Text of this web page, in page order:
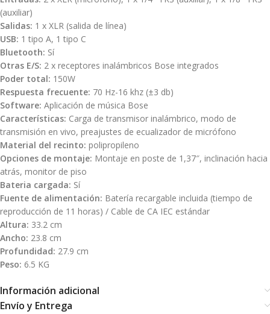
(auxiliar)
Salidas: 1 x XLR (salida de línea)
USB: 1 tipo A, 1 tipo C
Bluetooth: Sí
Otras E/S: 2 x receptores inalámbricos Bose integrados
Poder total: 150W
Respuesta frecuente: 70 Hz-16 khz (±3 db)
Software: Aplicación de música Bose
Características: Carga de transmisor inalámbrico, modo de
transmisión en vivo, preajustes de ecualizador de micrófono
Material del recinto: polipropileno
Opciones de montaje: Montaje en poste de 1,37″, inclinación hacia
atrás, monitor de piso
Bateria cargada: Sí
Fuente de alimentación: Batería recargable incluida (tiempo de
reproducción de 11 horas) / Cable de CA IEC estándar
Altura: 33.2 cm
Ancho: 23.8 cm
Profundidad: 27.9 cm
Peso: 6.5 KG
Información adicional
Envío y Entrega